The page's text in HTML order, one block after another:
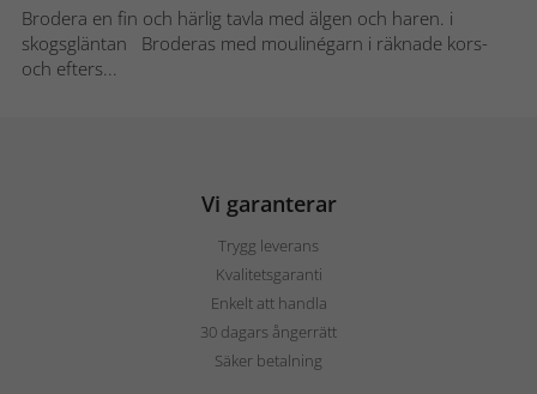
Brodera en fin och härlig tavla med älgen och haren. i
skogsgläntan Broderas med moulinégarn i räknade kors-
och efters...
Vi garanterar
Trygg leverans
Kvalitetsgaranti
Enkelt att handla
30 dagars ångerrätt
Säker betalning